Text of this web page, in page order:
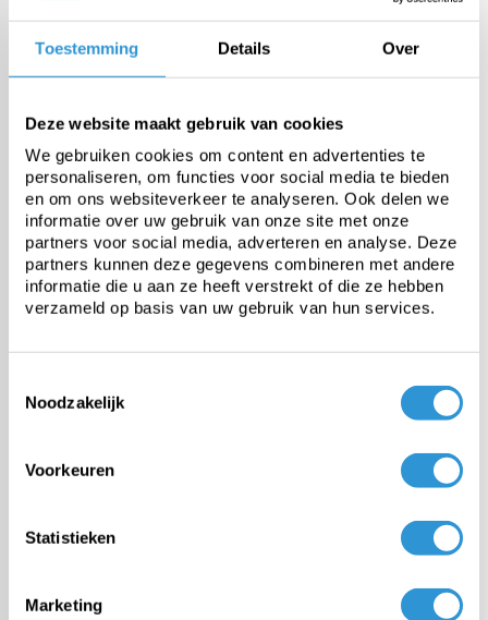
Toestemming Details Over
Deze website maakt gebruik van cookies
We gebruiken cookies om content en advertenties te
personaliseren, om functies voor social media te bieden
en om ons websiteverkeer te analyseren. Ook delen we
informatie over uw gebruik van onze site met onze
partners voor social media, adverteren en analyse. Deze
partners kunnen deze gegevens combineren met andere
informatie die u aan ze heeft verstrekt of die ze hebben
verzameld op basis van uw gebruik van hun services.
Noodzakelijk
Voorkeuren
Statistieken
Marketing
Tear resistance
Temperature resistance -30 tot +70°C
UV stabilised Yes
Questions about this product:
Advantages
PVC/polyester van 600 gr/m2 is heel sterk en goed UV bestendig.
mee.
Tips
Waterdicht en sterk dekzeil gemaakt van PVC/polyester 600 gr/m2
(Bisonyl), geschikt voor zwaardere toepassingen en/of langdurige